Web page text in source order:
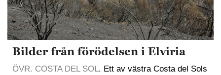
Bilder från förödelsen i Elviria
ÖVR. COSTA DEL SOL. Ett av västra Costa del Sols